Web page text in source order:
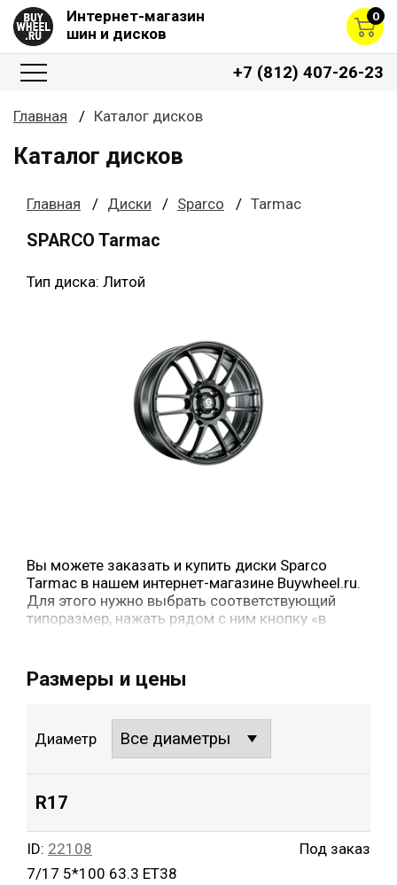
Интернет-магазин
шин и дисков
0
+7 (812) 407-26-23
Главная Каталог дисков
Каталог дисков
Главная Диски Sparco Tarmac
SPARCO Tarmac
Тип диска: Литой
Вы можете заказать и купить диски Sparco
Tarmac в нашем интернет-магазине Buywheel.ru.
Для этого нужно выбрать соответствующий
типоразмер, нажать рядом с ним кнопку «в
Размеры и цены
Диаметр
R17
ID: 22108
7/17 5*100 63.3 ET38
Под заказ